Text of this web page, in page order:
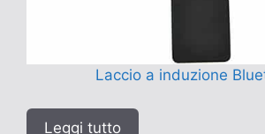
Laccio a induzione
Leggi tutto